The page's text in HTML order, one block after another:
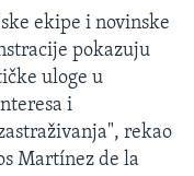
ekipe i novinske
pokazuju
uloge u
i
rekao
Martínez de la